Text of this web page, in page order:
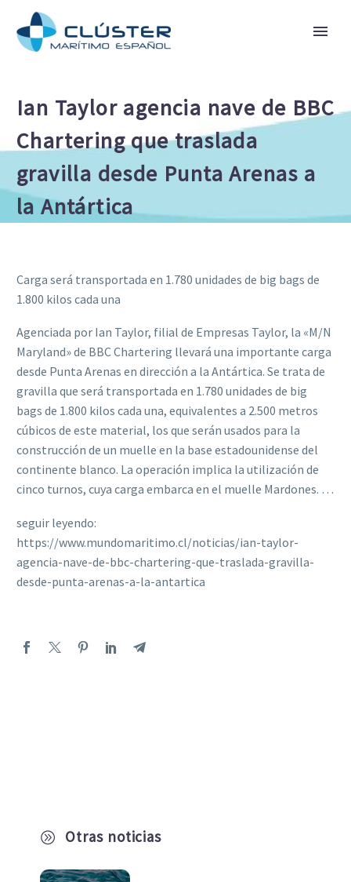
Ian Taylor agencia nave de BBC
Chartering que traslada
gravilla desde Punta Arenas a
la Antártica
A Otras noticias
Carga será transportada en 1.780 unidades de big bags de
1.800 kilos cada una
Agenciada por Ian Taylor, filial de Empresas Taylor, la «M/N
Maryland» de BBC Chartering llevará una importante carga
desde Punta Arenas en dirección a la Antártica. Se trata de
gravilla que será transportada en 1.780 unidades de big
bags de 1.800 kilos cada una, equivalentes a 2.500 metros
cúbicos de este material, los que serán usados para la
construcción de un muelle en la base estadounidense del
continente blanco. La operación implica la utilización de
cinco turnos, cuya carga embarca en el muelle Mardones. …
seguir leyendo:
https://www.mundomaritimo.cl/noticias/ian-taylor-
agencia-nave-de-bbc-chartering-que-traslada-gravilla-
desde-punta-arenas-a-la-antartica